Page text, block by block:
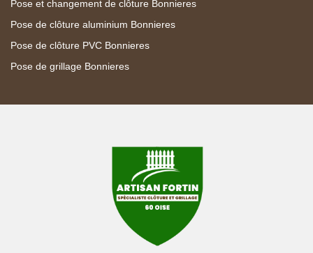
Pose et changement de clôture Bonnieres
Pose de clôture aluminium Bonnieres
Pose de clôture PVC Bonnieres
Pose de grillage Bonnieres